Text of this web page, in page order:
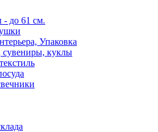
- до 61 см.
Упаковка
сувениры, куклы